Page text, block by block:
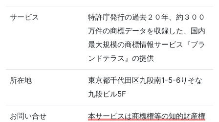
サービス
特許庁発行の過去２０年、約３００
万件の商標データを収録した、国内
最大規模の商標情報サービス『ブラ
ンドテラス』の提供
所在地
東京都千代田区九段南1-5-6りそな
九段ビル5F
お問い合せ
本サービスは商標権等の知的財産権